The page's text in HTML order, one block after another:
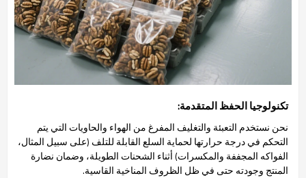
تكنولوجيا الحفظ المتقدمة:
نحن نستخدم التعبئة والتغليف المفرغ من الهواء والحاويات التي يتم
التحكم في درجة حرارتها لحماية السلع القابلة للتلف (على سبيل المثال،
الفواكه المجففة والمكسرات) أثناء الشحنات الطويلة، وضمان نضارة
المنتج وجودته حتى في ظل الظروف المناخية القاسية.